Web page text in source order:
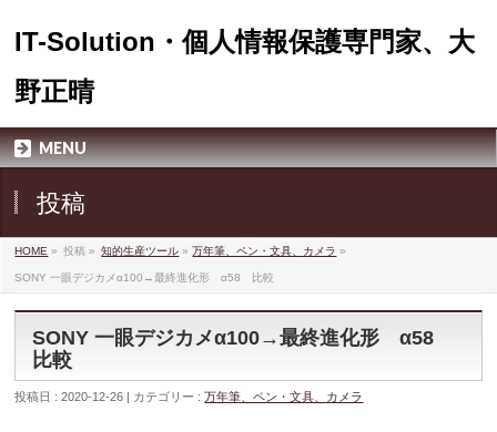
IT-Solution・個人情報保護専門家、大
野正晴
MENU
投稿
HOME » 投稿 » 知的生産ツール »万年筆、ペン・文具、カメラ »
SONY 一眼デジカメα100→最終進化形 α58 比較
SONY 一眼デジカメα100→最終進化形 α58
比較
投稿日 : 2020-12-26 | カテゴリー :万年筆、ペン・文具、カメラ